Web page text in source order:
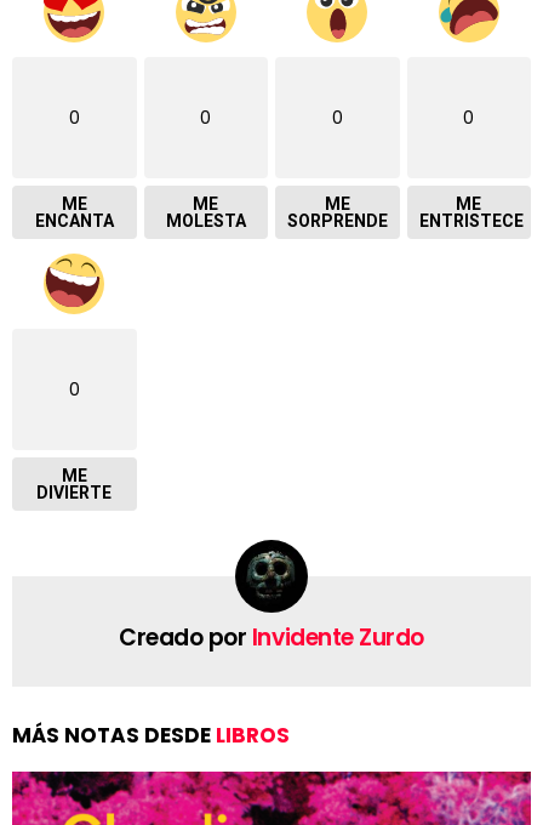
0
ME
ENCANTA
0
ME
MOLESTA
0
ME
SORPRENDE
0
ME
ENTRISTECE
0
ME
DIVIERTE
Creado por Invidente Zurdo
MÁS NOTAS DESDE LIBROS